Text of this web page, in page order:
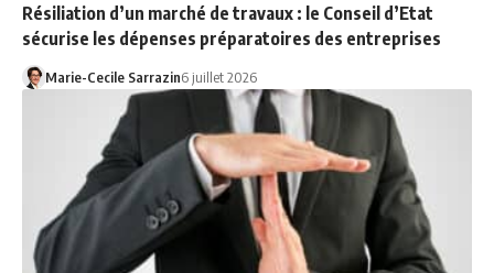
Résiliation d’un marché de travaux : le Conseil d’Etat
sécurise les dépenses préparatoires des entreprises
Marie-Cecile Sarrazin6 juillet 2026